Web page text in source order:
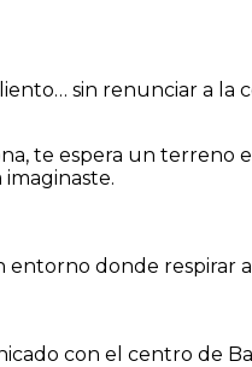
sin renunciar a la
te espera un terreno
entorno donde respirar
con el centro de